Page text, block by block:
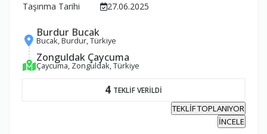
Taşınma Tarihi
27.06.2025
Burdur Bucak
Bucak, Burdur, Türkiye
Zonguldak Çaycuma
Çaycuma, Zonguldak, Türkiye
4 TEKLİF VERİLDİ
TEKLİF TOPLANIYOR
İNCELE